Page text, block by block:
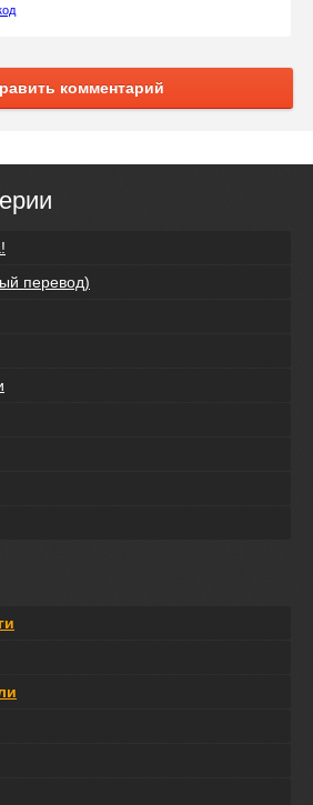
комментарий
перевод)